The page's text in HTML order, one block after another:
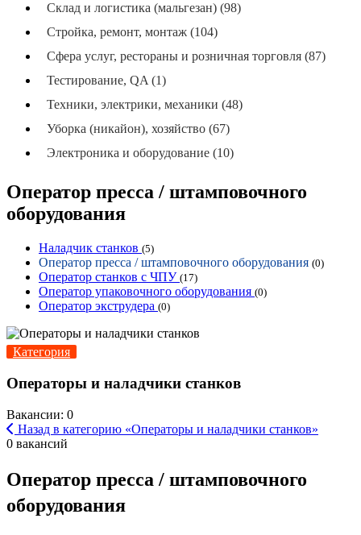
Склад и логистика (мальгезан) (98)
Стройка, ремонт, монтаж (104)
Сфера услуг, рестораны и розничная торговля (87)
Тестирование, QA (1)
Техники, электрики, механики (48)
Уборка (никайон), хозяйство (67)
Электроника и оборудование (10)
Оператор пресса / штамповочного
оборудования
Наладчик станков (5)
Оператор пресса / штамповочного оборудования (0)
Оператор станков с ЧПУ (17)
Оператор упаковочного оборудования (0)
Оператор экструдера (0)
Категория
Операторы и наладчики станков
Вакансии: 0
Назад в категорию «Операторы и наладчики станков»
0 вакансий
Оператор пресса / штамповочного
оборудования